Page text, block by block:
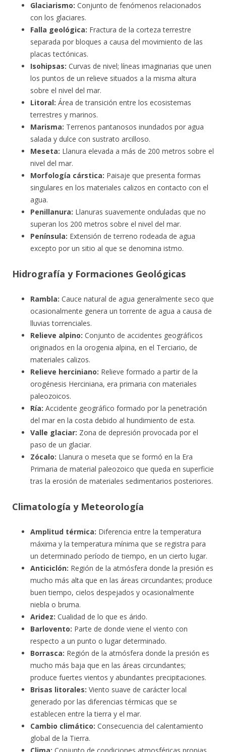
Glaciarismo: Conjunto de fenómenos relacionados
con los glaciares.
Falla geológica: Fractura de la corteza terrestre
separada por bloques a causa del movimiento de las
placas tectónicas.
Isohipsas: Curvas de nivel; líneas imaginarias que unen
los puntos de un relieve situados a la misma altura
sobre el nivel del mar.
Litoral: Área de transición entre los ecosistemas
terrestres y marinos.
Marisma: Terrenos pantanosos inundados por agua
salada y dulce con sustrato arcilloso.
Meseta: Llanura elevada a más de 200 metros sobre el
nivel del mar.
Morfología cárstica: Paisaje que presenta formas
singulares en los materiales calizos en contacto con el
agua.
Penillanura: Llanuras suavemente onduladas que no
superan los 200 metros sobre el nivel del mar.
Península: Extensión de terreno rodeada de agua
excepto por un sitio al que se denomina istmo.
Hidrografía y Formaciones Geológicas
Rambla: Cauce natural de agua generalmente seco que
ocasionalmente genera un torrente de agua a causa de
lluvias torrenciales.
Relieve alpino: Conjunto de accidentes geográficos
originados en la orogenia alpina, en el Terciario, de
materiales calizos.
Relieve herciniano: Relieve formado a partir de la
orogénesis Herciniana, era primaria con materiales
paleozoicos.
Ría: Accidente geográfico formado por la penetración
del mar en la costa debido al hundimiento de esta.
Valle glaciar: Zona de depresión provocada por el
paso de un glaciar.
Zócalo: Llanura o meseta que se formó en la Era
Primaria de material paleozoico que queda en superficie
tras la erosión de materiales sedimentarios posteriores.
Climatología y Meteorología
Amplitud térmica: Diferencia entre la temperatura
máxima y la temperatura mínima que se registra para
un determinado período de tiempo, en un cierto lugar.
Anticiclón: Región de la atmósfera donde la presión es
mucho más alta que en las áreas circundantes; produce
buen tiempo, cielos despejados y ocasionalmente
niebla o bruma.
Aridez: Cualidad de lo que es árido.
Barlovento: Parte de donde viene el viento con
respecto a un punto o lugar determinado.
Borrasca: Región de la atmósfera donde la presión es
mucho más baja que en las áreas circundantes;
produce fuertes vientos y abundantes precipitaciones.
Brisas litorales: Viento suave de carácter local
generado por las diferencias térmicas que se
establecen entre la tierra y el mar.
Cambio climático: Consecuencia del calentamiento
global de la Tierra.